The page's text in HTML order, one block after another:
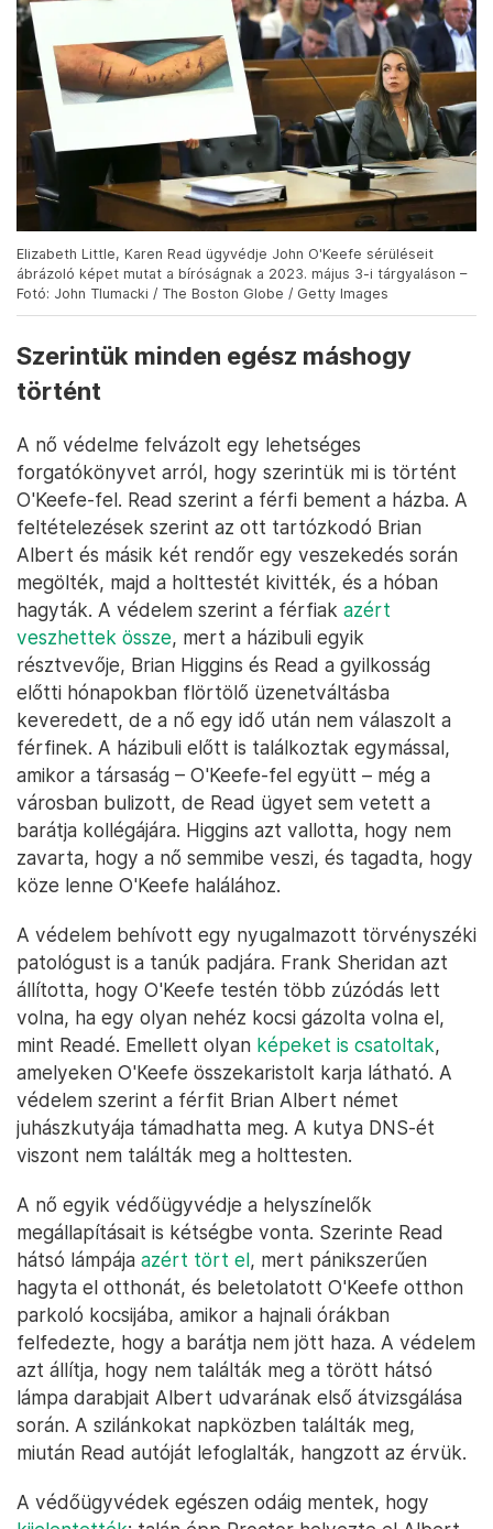
Elizabeth Little, Karen Read ügyvédje John O'Keefe sérüléseit
ábrázoló képet mutat a bíróságnak a 2023. május 3-i tárgyaláson –
Fotó: John Tlumacki / The Boston Globe / Getty Images
Szerintük minden egész máshogy
történt
A nő védelme felvázolt egy lehetséges
forgatókönyvet arról, hogy szerintük mi is történt
O'Keefe-fel. Read szerint a férfi bement a házba. A
feltételezések szerint az ott tartózkodó Brian
Albert és másik két rendőr egy veszekedés során
megölték, majd a holttestét kivitték, és a hóban
hagyták. A védelem szerint a férfiak azért
veszhettek össze, mert a házibuli egyik
résztvevője, Brian Higgins és Read a gyilkosság
előtti hónapokban flörtölő üzenetváltásba
keveredett, de a nő egy idő után nem válaszolt a
férfinek. A házibuli előtt is találkoztak egymással,
amikor a társaság – O'Keefe-fel együtt – még a
városban bulizott, de Read ügyet sem vetett a
barátja kollégájára. Higgins azt vallotta, hogy nem
zavarta, hogy a nő semmibe veszi, és tagadta, hogy
köze lenne O'Keefe halálához.
A védelem behívott egy nyugalmazott törvényszéki
patológust is a tanúk padjára. Frank Sheridan azt
állította, hogy O'Keefe testén több zúzódás lett
volna, ha egy olyan nehéz kocsi gázolta volna el,
mint Readé. Emellett olyan képeket is csatoltak,
amelyeken O'Keefe összekaristolt karja látható. A
védelem szerint a férfit Brian Albert német
juhászkutyája támadhatta meg. A kutya DNS-ét
viszont nem találták meg a holttesten.
A nő egyik védőügyvédje a helyszínelők
megállapításait is kétségbe vonta. Szerinte Read
hátsó lámpája azért tört el, mert pánikszerűen
hagyta el otthonát, és beletolatott O'Keefe otthon
parkoló kocsijába, amikor a hajnali órákban
felfedezte, hogy a barátja nem jött haza. A védelem
azt állítja, hogy nem találták meg a törött hátsó
lámpa darabjait Albert udvarának első átvizsgálása
során. A szilánkokat napközben találták meg,
miután Read autóját lefoglalták, hangzott az érvük.
A védőügyvédek egészen odáig mentek, hogy